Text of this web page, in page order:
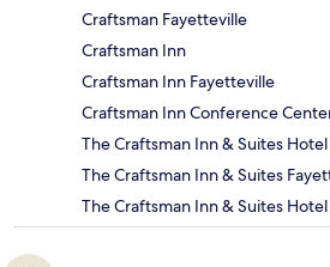
Craftsman Fayetteville
Craftsman Inn
Craftsman Inn Fayetteville
Craftsman Inn Conference
The Craftsman Inn & Suites Hotel
The Craftsman Inn & Suites
The Craftsman Inn & Suites